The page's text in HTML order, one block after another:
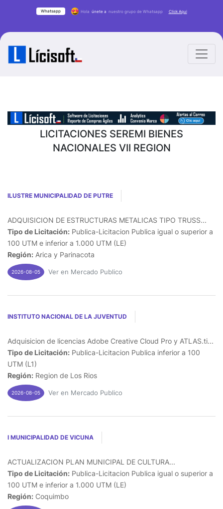
Whatsapp Hola únete a nuestro grupo de Whatsapp Click Aqui
LICITACIONES SEREMI BIENES
NACIONALES VII REGION
ILUSTRE MUNICIPALIDAD DE PUTRE
ADQUISICION DE ESTRUCTURAS METALICAS TIPO TRUSS...
Tipo de Licitación: Publica-Licitacion Publica igual o superior a
100 UTM e inferior a 1.000 UTM (LE)
Región: Arica y Parinacota
2026-08-05 Ver en Mercado Publico
INSTITUTO NACIONAL DE LA JUVENTUD
Adquisicion de licencias Adobe Creative Cloud Pro y ATLAS.ti...
Tipo de Licitación: Publica-Licitacion Publica inferior a 100
UTM (L1)
Región: Region de Los Rios
2026-08-05 Ver en Mercado Publico
I MUNICIPALIDAD DE VICUNA
ACTUALIZACION PLAN MUNICIPAL DE CULTURA...
Tipo de Licitación: Publica-Licitacion Publica igual o superior a
100 UTM e inferior a 1.000 UTM (LE)
Región: Coquimbo